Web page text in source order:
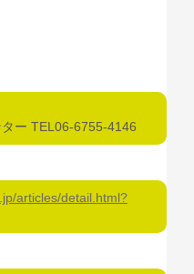
ー TEL06-6755-4146
articles/detail.html?